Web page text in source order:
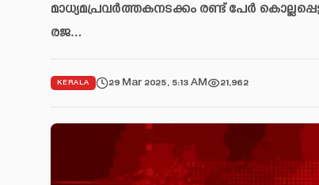
മാധ്യമപ്രവർത്തകനടക്കം രണ്ട് പേർ
രജ…
KERALA 29 Mar 2025, 5:13 AM 21,962